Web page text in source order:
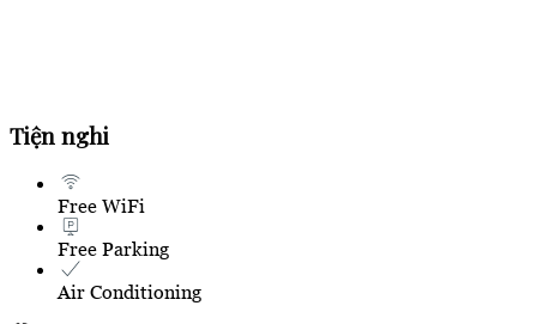
Tiện nghi
Free WiFi
Free Parking
Air Conditioning